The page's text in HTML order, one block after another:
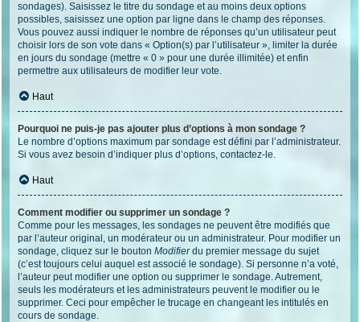
sondages). Saisissez le titre du sondage et au moins deux options
possibles, saisissez une option par ligne dans le champ des réponses.
Vous pouvez aussi indiquer le nombre de réponses qu’un utilisateur peut
choisir lors de son vote dans « Option(s) par l’utilisateur », limiter la durée
en jours du sondage (mettre « 0 » pour une durée illimitée) et enfin
permettre aux utilisateurs de modifier leur vote.
Haut
Pourquoi ne puis-je pas ajouter plus d’options à mon sondage ?
Le nombre d’options maximum par sondage est défini par l’administrateur.
Si vous avez besoin d’indiquer plus d’options, contactez-le.
Haut
Comment modifier ou supprimer un sondage ?
Comme pour les messages, les sondages ne peuvent être modifiés que
par l’auteur original, un modérateur ou un administrateur. Pour modifier un
sondage, cliquez sur le bouton Modifierdu premier message du sujet
(c’est toujours celui auquel est associé le sondage). Si personne n’a voté,
l’auteur peut modifier une option ou supprimer le sondage. Autrement,
seuls les modérateurs et les administrateurs peuvent le modifier ou le
supprimer. Ceci pour empêcher le trucage en changeant les intitulés en
cours de sondage.